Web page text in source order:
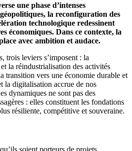
une phase d’intenses
la reconfiguration des
technologique redessinent
économiques. Dans ce contexte, la
avec ambition et audace.
trois leviers s’imposent : la
la réindustrialisation des activités
transition vers une économie durable et
la digitalisation accrue de nos
dynamiques ne sont pas des
: elles constituent les fondations
résiliente, compétitive et souveraine.